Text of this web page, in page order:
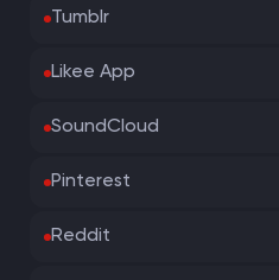
Tumblr
Likee App
SoundCloud
Pinterest
Reddit